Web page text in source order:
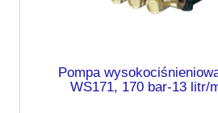
Pompa
WS171, 170 bar-13 litr/